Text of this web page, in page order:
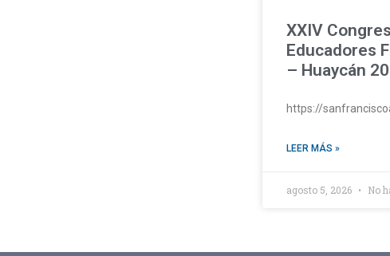
XXIV
Educadores
– Huaycán
https://
LEER MÁS »
agosto 5, 2026 No